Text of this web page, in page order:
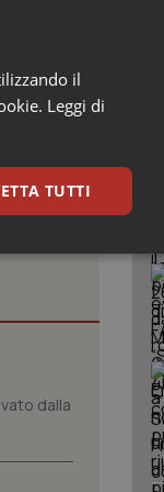
dalla
il
Leggi di
TUTTI